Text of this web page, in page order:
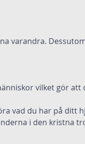
varandra.
vilket gör att
vad du har på ditt
i den kristna